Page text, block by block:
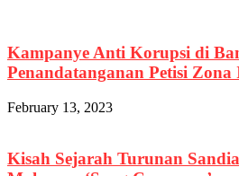
Kampanye Anti Korupsi di
Penandatanganan Petisi
February 13, 2023
Kisah Sejarah Turunan